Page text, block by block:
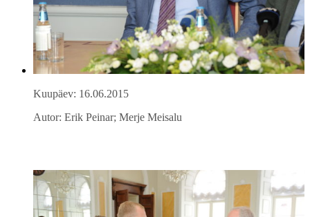
Kuupäev: 16.06.2015
Autor: Erik Peinar; Merje Meisalu